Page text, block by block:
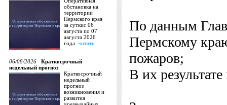
обстановка на
территории
Пермского края
за суткис 06
августа по 07
августа 2026
года. читать
06/08/2026
Краткосрочный
недельный прогноз
Краткосрочный
недельный
прогноз
возникновения и
развития
По данным
Пермскому
пожаров;
В их